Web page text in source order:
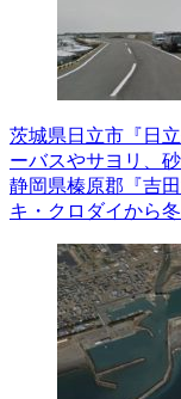
茨城県日立市『日
ーバスやサヨリ、
静岡県榛原郡『吉
キ・クロダイから